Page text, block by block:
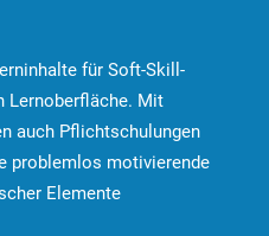
für Soft-Skill-
Lernoberfläche. Mit
auch Pflichtschulungen
problemlos motivierende
Elemente